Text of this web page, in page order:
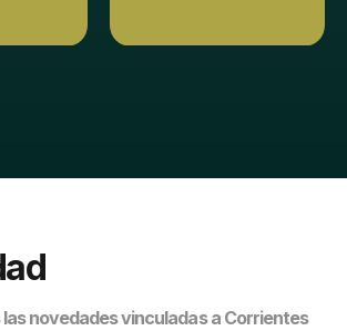
novedades vinculadas a Corrientes